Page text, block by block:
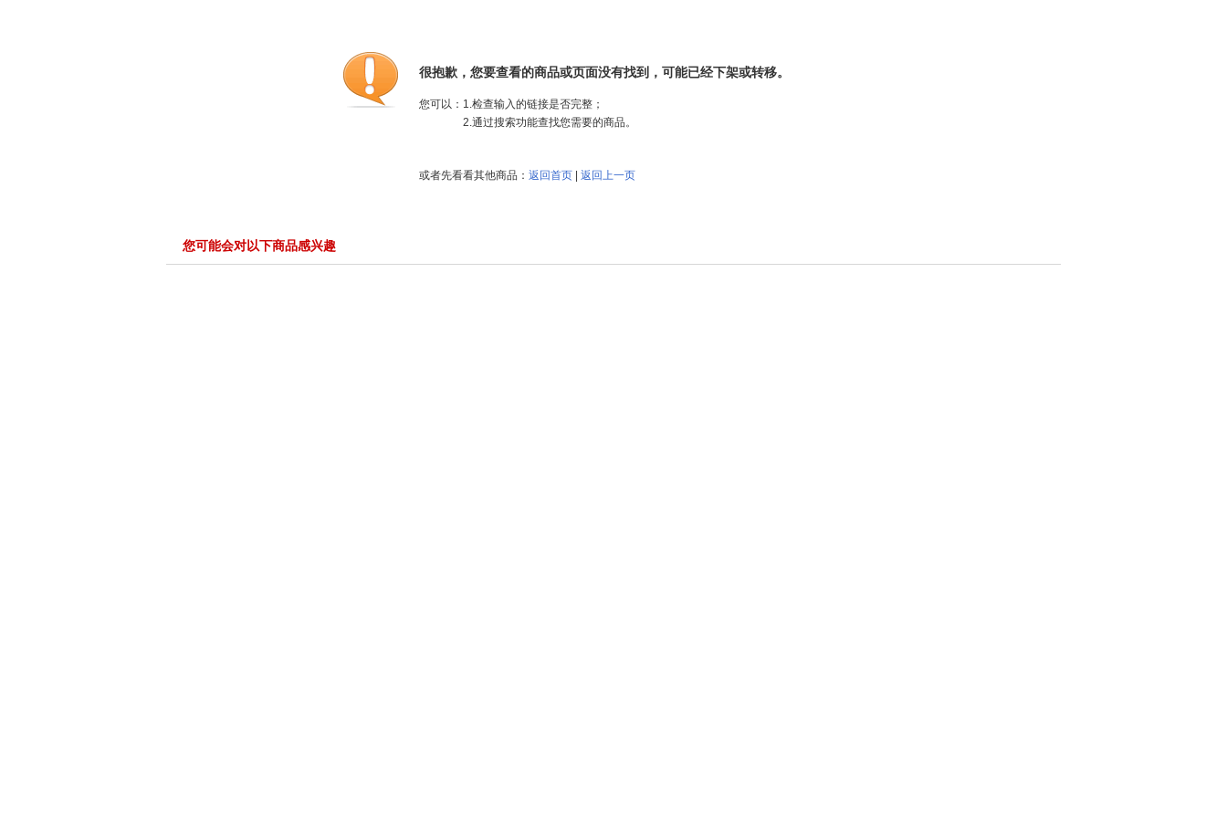
很抱歉，您要查看的商品或页面没有找到，可能已经下架或转移。
您可以： 1.检查输入的链接是否完整；
2.通过搜索功能查找您需要的商品。
或者先看看其他商品： 返回首页 返回上一页
您可能会对以下商品感兴趣